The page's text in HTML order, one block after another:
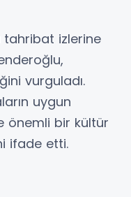
tahribat izlerine
vurguladı.
uygun
önemli bir kültür
ifade etti.